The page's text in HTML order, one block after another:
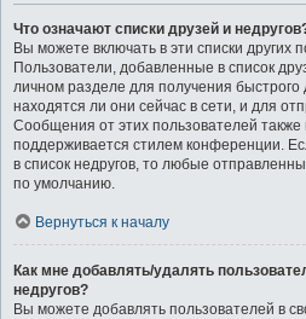
Что означают списки друзей и
Вы можете включать в эти списки других
Пользователи, добавленные в список
личном разделе для получения
находятся ли они сейчас в сети, и для
Сообщения от этих пользователей также
поддерживается стилем конференции.
в список недругов, то любые
по умолчанию.
Вернуться к началу
Как мне добавлять/удалять
недругов?
Вы можете добавлять пользователей в